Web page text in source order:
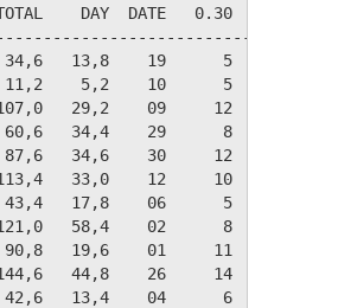
DAY  DATE   0.30   3.00
34,6   13,8    19      5      4
11,2    5,2    10      5      1
107,0   29,2    09     12     10
60,6   34,4    29      8      4
87,6   34,6    30     12      5
113,4   33,0    12     10      9
43,4   17,8    06      5      3
121,0   58,4    02      8      5
90,8   19,6    01     11      7
144,6   44,8    26     14      8
42,6   13,4    04      6      5